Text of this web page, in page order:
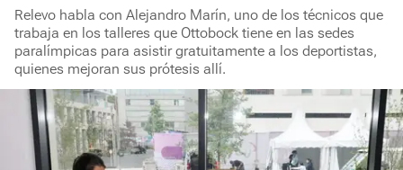
Relevo habla con Alejandro Marín, uno de los técnicos que
trabaja en los talleres que Ottobock tiene en las sedes
paralímpicas para asistir gratuitamente a los deportistas,
quienes mejoran sus prótesis allí.